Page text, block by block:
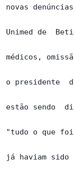
novas
Unimed de
médicos,
o presidente
estão sendo
"tudo o que foi
já haviam sido